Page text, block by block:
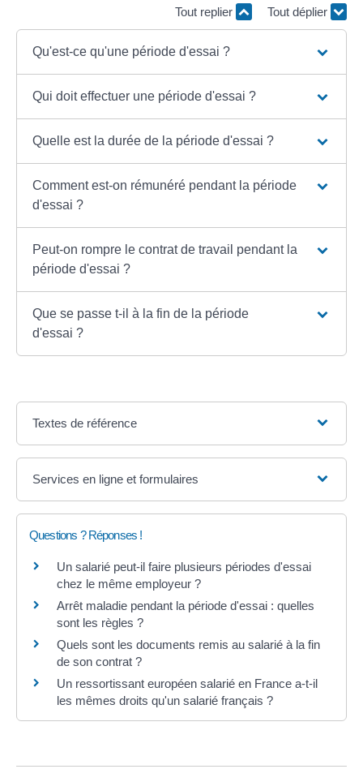
Tout replier Tout déplier
Qu'est-ce qu'une période d'essai ?
Qui doit effectuer une période d'essai ?
Quelle est la durée de la période d'essai ?
Comment est-on rémunéré pendant la période
d'essai ?
Peut-on rompre le contrat de travail pendant la
période d'essai ?
Que se passe t-il à la fin de la période
d'essai ?
Textes de référence
Services en ligne et formulaires
Questions ? Réponses !
Un salarié peut-il faire plusieurs périodes d'essai
chez le même employeur ?
Arrêt maladie pendant la période d'essai : quelles
sont les règles ?
Quels sont les documents remis au salarié à la fin
de son contrat ?
Un ressortissant européen salarié en France a-t-il
les mêmes droits qu'un salarié français ?